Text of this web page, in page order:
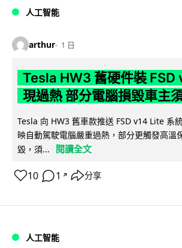
人工智能
arthur 1 日
Tesla HW3 舊硬件裝 FSD
現過熱 部分電腦損毀車主
Tesla 向 HW3 舊車款推送 FSD v14 Lite 系
映自動駕駛電腦嚴重過熱，部分更觸發高溫
毀，須...
閱讀全文
10 1 ↗ 分享
人工智能